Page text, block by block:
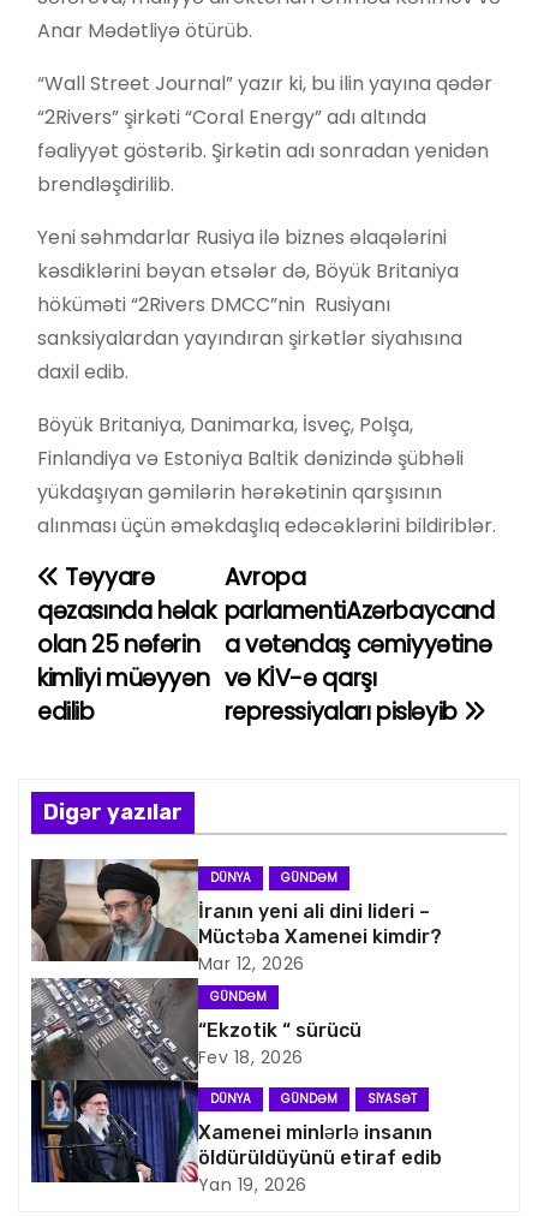
Anar Mədətliyə ötürüb.
“Wall Street Journal” yazır ki, bu ilin yayına qədər
“2Rivers” şirkəti “Coral Energy” adı altında
fəaliyyət göstərib. Şirkətin adı sonradan yenidən
brendləşdirilib.
Yeni səhmdarlar Rusiya ilə biznes əlaqələrini
kəsdiklərini bəyan etsələr də, Böyük Britaniya
höküməti “2Rivers DMCC”nin Rusiyanı
sanksiyalardan yayındıran şirkətlər siyahısına
daxil edib.
Böyük Britaniya, Danimarka, İsveç, Polşa,
Finlandiya və Estoniya Baltik dənizində şübhəli
yükdaşıyan gəmilərin hərəkətinin qarşısının
alınması üçün əməkdaşlıq edəcəklərini bildiriblər.
Y
a
z
n
a
v
i
q
a
s
i
y
Avropa
parlamentiAzərbaycand
a vətəndaş cəmiyyətinə
və KİV-ə qarşı
repressiyaları pisləyib
Təyyarə
qəzasında həlak
olan 25 nəfərin
kimliyi müəyyən
edilib
Digər yazılar
DÜNYA GÜNDƏM
İranın yeni ali dini lideri –
Müctəba Xamenei kimdir?
Mar 12, 2026
GÜNDƏM
“Ekzotik “ sürücü
Fev 18, 2026
DÜNYA GÜNDƏM SIYASƏT
Xamenei minlərlə insanın
öldürüldüyünü etiraf edib
Yan 19, 2026